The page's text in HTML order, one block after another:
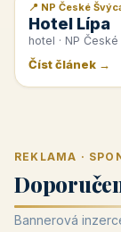
📰 PR článek
📍 NP České
Hotel Lípa
hotel · NP
Číst článek →
REKLAMA ·
Bannerová